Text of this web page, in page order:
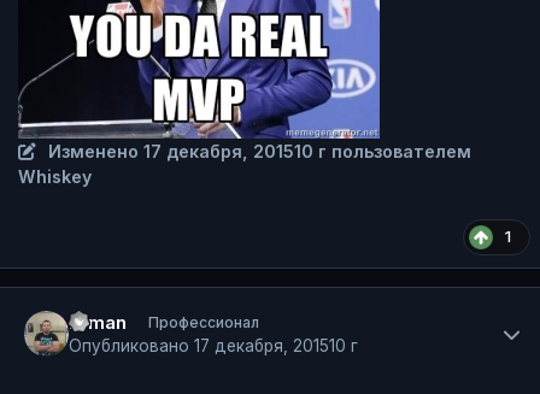
Изменено17 декабря, 201510 г пользователем
Whiskey
1
roman Профессионал
Опубликовано 17 декабря, 201510 г